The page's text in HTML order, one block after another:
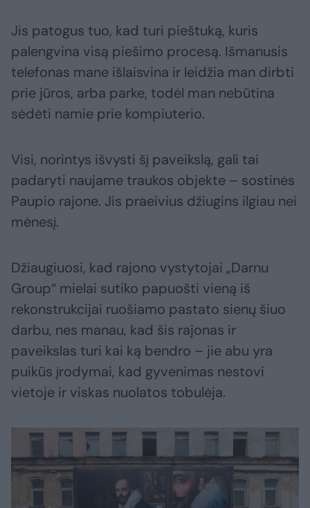
Jis patogus tuo, kad turi pieštuką, kuris
palengvina visą piešimo procesą. Išmanusis
telefonas mane išlaisvina ir leidžia man dirbti
prie jūros, arba parke, todėl man nebūtina
sėdėti namie prie kompiuterio.
Visi, norintys išvysti šį paveikslą, gali tai
padaryti naujame traukos objekte – sostinės
Paupio rajone. Jis praeivius džiugins ilgiau nei
mėnesį.
Džiaugiuosi, kad rajono vystytojai „Darnu
Group“ mielai sutiko papuošti vieną iš
rekonstrukcijai ruošiamo pastato sienų šiuo
darbu, nes manau, kad šis rajonas ir
paveikslas turi kai ką bendro – jie abu yra
puikūs įrodymai, kad gyvenimas nestovi
vietoje ir viskas nuolatos tobulėja.